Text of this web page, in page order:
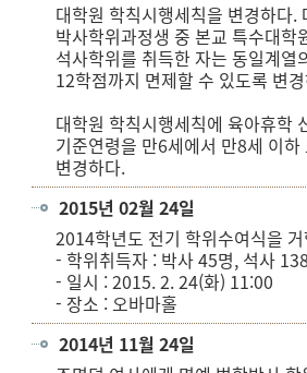
대학원 학칙시행세칙을 변경하다.
박사학위과정생 중 본교 특수대학
석사학위를 취득한 자는 동일계열
12학점까지 면제할 수 있도록 변
대학원 학칙시행세칙에 육아휴학
기준연령을 만6세에서 만8세 이
변경하다.
2015년 02월 24일
2014학년도 전기 학위수여식을
- 학위취득자 : 박사 45명, 석사
- 일시 : 2015. 2. 24(화) 11:00
- 장소 : 오바마홀
2014년 11월 24일